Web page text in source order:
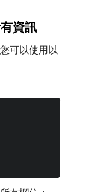
資訊
可以使用以